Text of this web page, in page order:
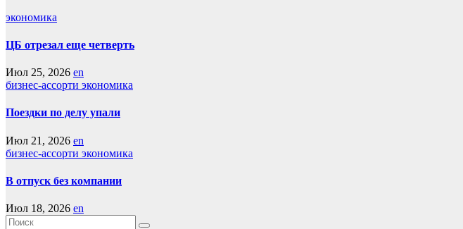
экономика
ЦБ отрезал еще четверть
Июл 25, 2026 en
бизнес-ассорти экономика
Поездки по делу упали
Июл 21, 2026 en
бизнес-ассорти экономика
В отпуск без компании
Июл 18, 2026 en